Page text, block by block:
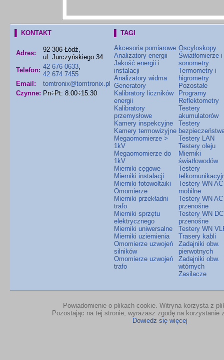
▌ KONTAKT
Adres:
92-306 Łódź,
ul. Jurczyńskiego 34
Telefon: 42 676 0633,
42 674 7455
Email:
tomtronix@tomtronix.pl
Czynne: Pn÷Pt: 8.00÷15.30
▌ TAGI
Akcesoria pomiarowe
Analizatory energii
Jakość energii i
instalacji
Analizatory widma
Generatory
Kalibratory liczników
energii
Kalibratory
przemysłowe
Kamery inspekcyjne
Kamery termowizyjne
Megaomomierze >
1kV
Megaomomierze do
1kV
Mierniki cęgowe
Mierniki instalacji
Mierniki fotowoltaiki
Omomierze
Mierniki przekładni
trafo
Mierniki sprzętu
elektrycznego
Mierniki uniwersalne
Mierniki uziemienia
Omomierze uzwojeń
silników
Omomierze uzwojeń
trafo
Oscyloskopy
Światłomierze i
sonometry
Termometry i
higrometry
Pozostałe
Programy
Reflektometry
Testery
akumulatorów
Testery
Testery LAN
Testery oleju
Mierniki
światłowodów
Testery
Testery WN AC
mobilne
Testery WN AC
przenośne
Testery WN DC
przenośne
Testery WN
Trasery kabli
Zadajniki obw.
pierwotnych
Zadajniki obw.
wtórnych
Zasilacze
Powiadomienie o plikach cookie. Witryna korzysta z
Pozostając na tej stronie, wyrażasz zgodę na korzystanie
Dowiedz się więcej